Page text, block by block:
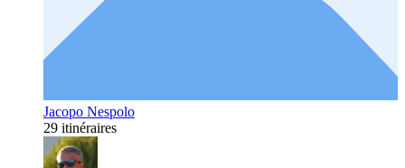
Jacopo Nespolo
29 itinéraires